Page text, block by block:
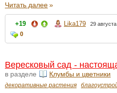
Читать далее»
+19 Lika179 29
0
Вересковый сад -
в разделе Клумбы и цветники
декоративные растения